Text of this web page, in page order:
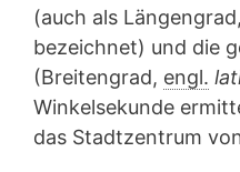
(auch als Längengrad,
bezeichnet) und die
(Breitengrad, engl.
Winkelsekunde
das Stadtzentrum